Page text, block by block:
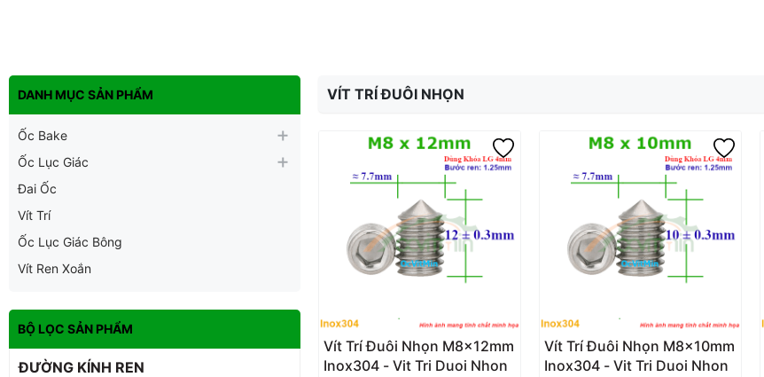
DANH MỤC SẢN PHẨM
Ốc Bake
Ốc Lục Giác
Đai Ốc
Vít Trí
Ốc Lục Giác Bông
Vít Ren Xoắn
BỘ LỌC SẢN PHẨM
ĐƯỜNG KÍNH REN
VÍT TRÍ ĐUÔI NHỌN
Vít Trí Đuôi Nhọn M8x12mm
Inox304 - Vit Tri Duoi Nhon
Vít Trí Đuôi Nhọn M8x10mm
Inox304 - Vit Tri Duoi Nhon